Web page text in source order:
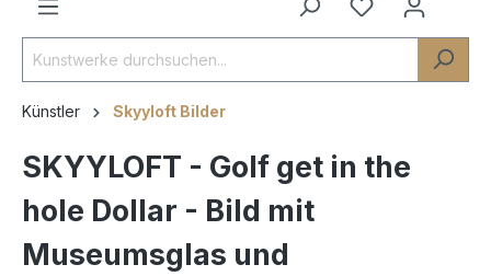
Künstler Skyyloft Bilder
SKYYLOFT - Golf get in the
hole Dollar - Bild mit
Museumsglas und